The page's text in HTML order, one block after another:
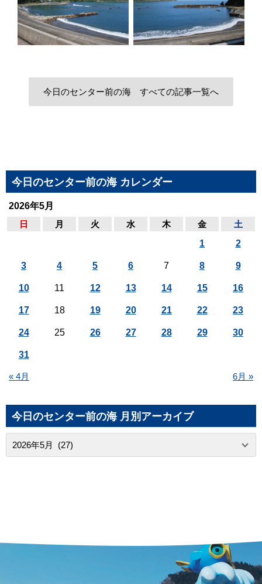
今日のセンター前の海 すべての記事一覧へ
今日のセンター前の海 カレンダー
2026年5月
日
月 火 水 木 金 土
« 4月 6月 »
1 2
3 4 5 6 7 8 9
10 11 12 13 14 15 16
17 18 19 20 21 22 23
24 25 26 27 28 29 30
31
今日のセンター前の海 月別アーカイブ